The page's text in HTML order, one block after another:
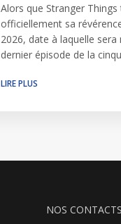
Alors que Stranger Things
officiellement sa
2026, date à laquelle sera
dernier épisode de la
LIRE PLUS
NOS CONTACTS